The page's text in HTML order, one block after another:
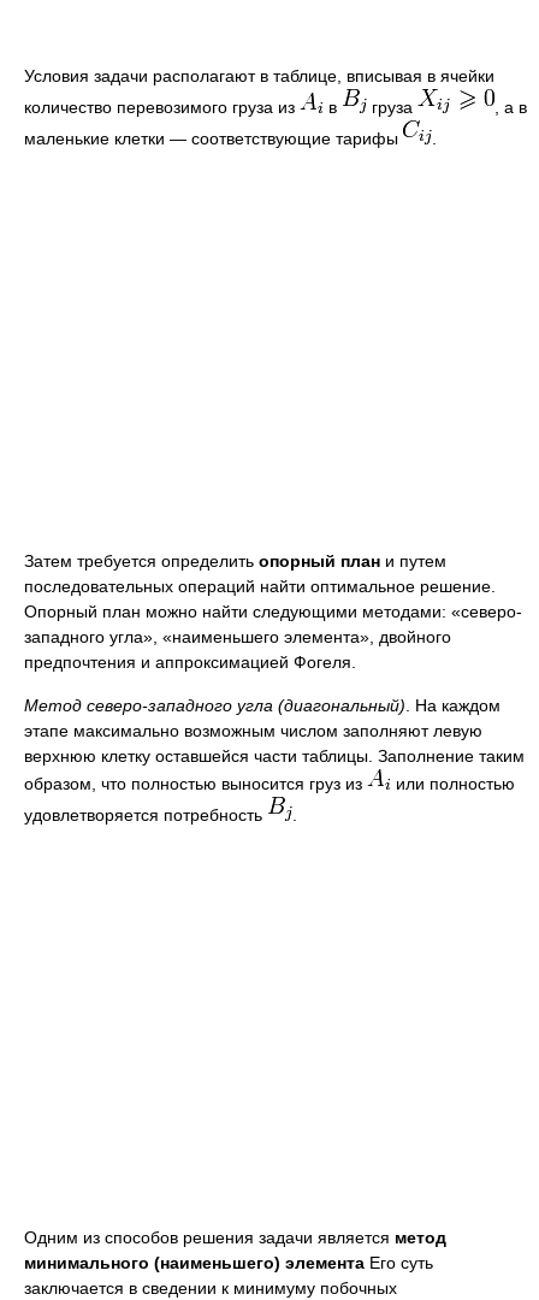
Условия задачи располагают в таблице, вписывая в ячейки
количество перевозимого груза из
в груза
, а в
маленькие клетки — соответствующие тарифы
Затем требуется определить опорный план и путем
последовательных операций найти оптимальное решение.
Опорный план можно найти следующими методами: «северо-
западного угла», «наименьшего элемента», двойного
предпочтения и аппроксимацией Фогеля.
Метод северо-западного угла (диагональный) . На каждом
этапе максимально возможным числом заполняют левую
верхнюю клетку оставшейся части таблицы. Заполнение таким
образом, что полностью выносится груз из
или полностью
удовлетворяется потребность
Одним из способов решения задачи является метод
минимального (наименьшего) элемента Его суть
заключается в сведении к минимуму побочных